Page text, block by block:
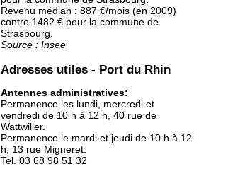
18 septembre 2015
Notre sélection pour le
week-end des deux côtés
du Rhin
18 septembre 2015
Les Kehlois se mobilisent
pour aider les réfugiés
Revenu médian : 887 €/mois (en 2009)
contre 1482 € pour la commune de
Strasbourg.
Source : Insee
Adresses utiles - Port du Rhin
Antennes administratives:
Permanence les lundi, mercredi et
vendredi de 10 h à 12 h, 40 rue de
Wattwiller.
Permanence le mardi et jeudi de 10 h à 12
h, 13 rue Migneret.
Tel. 03 68 98 51 32